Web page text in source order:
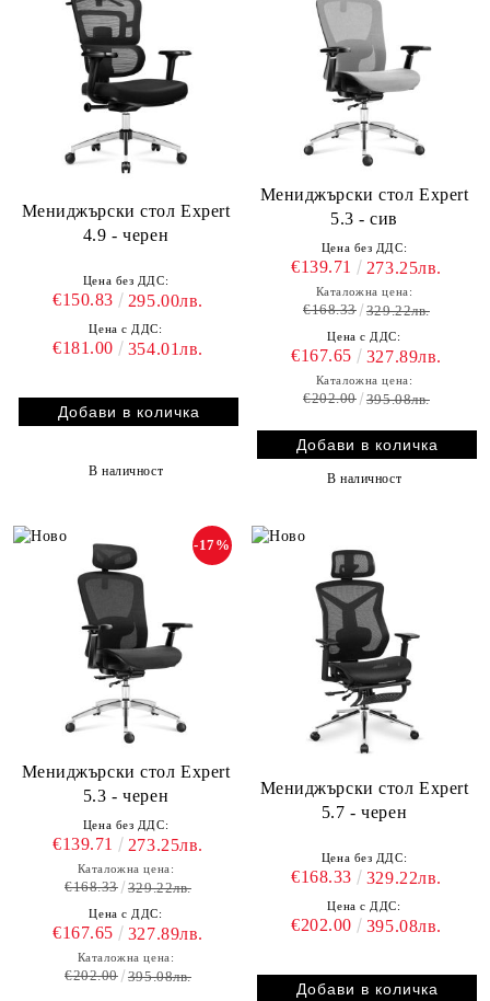
Мениджърски стол Expert
4.9 - черен
Цена без ДДС:
€150.83 295.00лв.
Цена с ДДС:
€181.00 354.01лв.
В наличност
Мениджърски стол Expert
5.3 - сив
Цена без ДДС:
€139.71 273.25лв.
Каталожна цена:
€168.33 329.22лв.
Цена с ДДС:
€167.65 327.89лв.
Каталожна цена:
€202.00 395.08лв.
В наличност
Мениджърски стол Expert
5.3 - черен
-17%
Цена без ДДС:
€139.71 273.25лв.
Каталожна цена:
€168.33 329.22лв.
Цена с ДДС:
€167.65 327.89лв.
Каталожна цена:
€202.00 395.08лв.
Мениджърски стол Expert
5.7 - черен
Цена без ДДС:
€168.33 329.22лв.
Цена с ДДС:
€202.00 395.08лв.